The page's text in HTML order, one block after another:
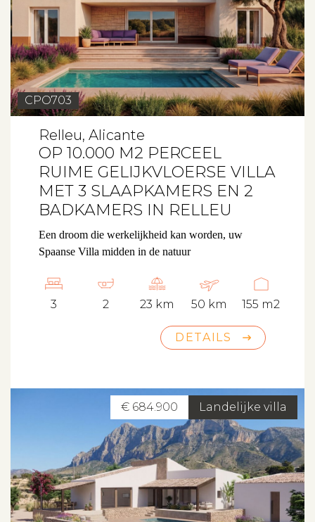
Aanbod
Over ons
Contact
CPO703
Relleu, Alicante
OP 10.000 M2 PERCEEL
RUIME GELIJKVLOERSE VILLA
MET 3 SLAAPKAMERS EN 2
BADKAMERS IN RELLEU
Een droom die werkelijkheid kan worden, uw
Spaanse Villa midden in de natuur
3 2 23 km 50 km 155 m2
DETAILS
Landelijke villa
€ 684.900